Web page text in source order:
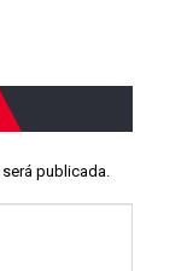
publicada.